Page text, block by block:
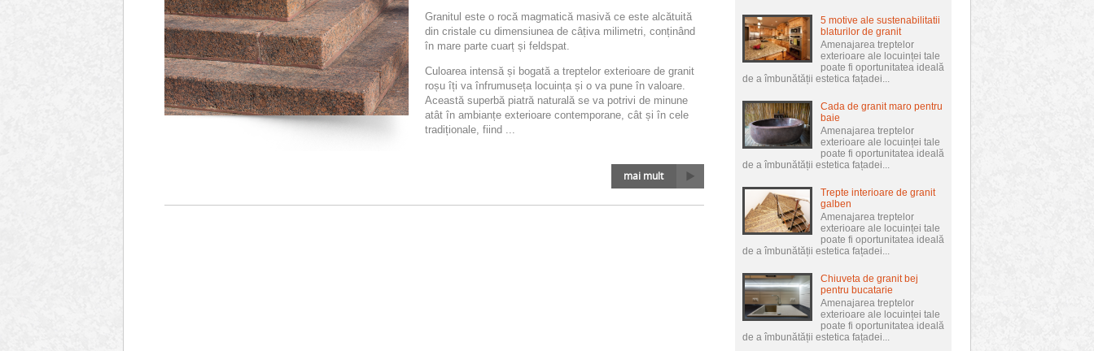
5 motive ale sustenabilitatii
blaturilor de granit
Amenajarea treptelor
exterioare ale locuinței tale
poate fi oportunitatea ideală
de a îmbunătății estetica fațadei...
Cada de granit maro pentru
baie
Amenajarea treptelor
exterioare ale locuinței tale
poate fi oportunitatea ideală
de a îmbunătății estetica fațadei...
Trepte interioare de granit
galben
Amenajarea treptelor
exterioare ale locuinței tale
poate fi oportunitatea ideală
de a îmbunătății estetica fațadei...
Chiuveta de granit bej
pentru bucatarie
Amenajarea treptelor
exterioare ale locuinței tale
poate fi oportunitatea ideală
de a îmbunătății estetica fațadei...
Granitul este o rocă magmatică masivă ce este alcătuită
din cristale cu dimensiunea de câțiva milimetri, conținând
în mare parte cuarț și feldspat.
Culoarea intensă și bogată a treptelor exterioare de granit
roșu îți va înfrumuseța locuința și o va pune în valoare.
Această superbă piatră naturală se va potrivi de minune
atât în ambianțe exterioare contemporane, cât și în cele
tradiționale, fiind ...
mai mult